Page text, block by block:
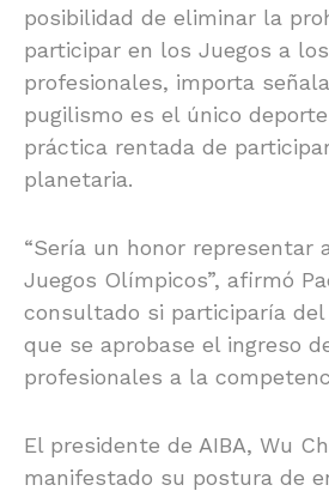
posibilidad de eliminar la
participar en los Juegos a
profesionales, importa
pugilismo es el único
práctica rentada de
planetaria.
“Sería un honor representar
Juegos Olímpicos”, afirmó
consultado si participaría
que se aprobase el ingreso
profesionales a la
El presidente de AIBA, Wu
manifestado su postura de